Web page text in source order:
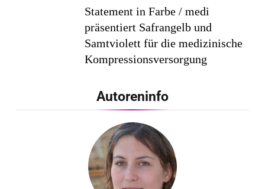
Statement in Farbe / medi
präsentiert Safrangelb und
Samtviolett für die medizinische
Kompressionsversorgung
PEPE JEANS LONDON AW26
Flachste mechanische
Weltzeituhr gewinnt Red Dot:
Best of the Best 2026 / NOMOS
Autoreninfo